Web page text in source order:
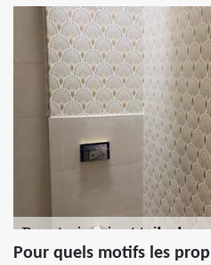
Pour quels motifs les